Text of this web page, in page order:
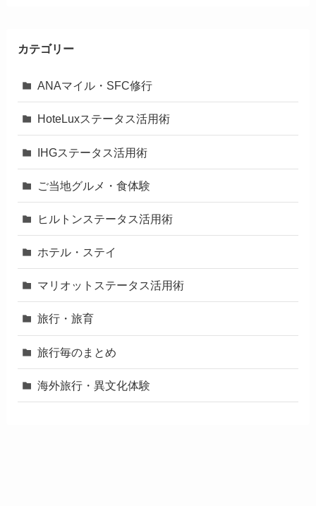
カテゴリー
ANAマイル・SFC修行
HoteLuxステータス活用術
IHGステータス活用術
ご当地グルメ・食体験
ヒルトンステータス活用術
ホテル・ステイ
マリオットステータス活用術
旅行・旅育
旅行毎のまとめ
海外旅行・異文化体験